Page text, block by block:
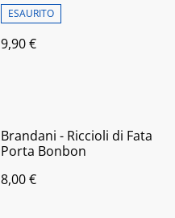
ESAURITO
9,90 €
Brandani - Riccioli di Fata
Porta Bonbon
8,00 €